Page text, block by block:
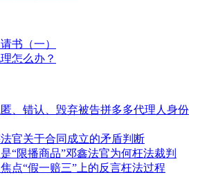
书（一）
怎么办？
、错认、毁弃被告拼多多代理人身份
官关于合同成立的矛盾判断
“限播商品”邓鑫法官为何枉法裁判
点“假一赔三”上的反言枉法过程